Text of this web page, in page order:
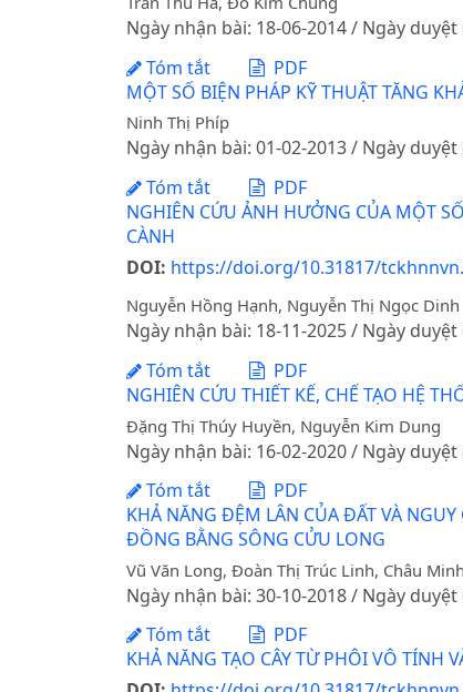
Ngày nhận bài: 18-06-2014 / Ngày
Tóm tắt
PDF
MỘT SỐ BIỆN PHÁP KỸ THUẬT TĂNG
Ninh Thị Phíp
Ngày nhận bài: 01-02-2013 / Ngày
Tóm tắt
PDF
NGHIÊN CỨU ẢNH HƯỞNG CỦA MỘT
CÀNH
DOI: https://doi.org/10.31817/
Nguyễn Hồng Hạnh, Nguyễn Thị Ngọc Dinh
Ngày nhận bài: 18-11-2025 / Ngày
Tóm tắt
PDF
NGHIÊN CỨU THIẾT KẾ, CHẾ TẠO HỆ
Đặng Thị Thúy Huyền, Nguyễn Kim Dung
Ngày nhận bài: 16-02-2020 / Ngày
Tóm tắt
PDF
KHẢ NĂNG ĐỆM LÂN CỦA ĐẤT VÀ
ĐỒNG BẰNG SÔNG CỬU LONG
Vũ Văn Long, Đoàn Thị Trúc Linh, Châu
Ngày nhận bài: 30-10-2018 / Ngày
Tóm tắt
PDF
KHẢ NĂNG TẠO CÂY TỪ PHÔI VÔ TÍNH